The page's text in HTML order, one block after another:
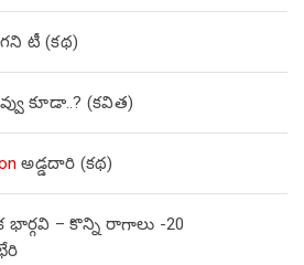
టీ (కథ)
కూడా..? (కవిత)
అడ్డదారి (కథ)
భార్గవి – కొన్ని రాగాలు -20